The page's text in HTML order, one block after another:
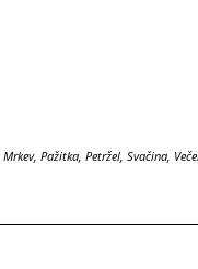
Mrkev, Pažitka, Petržel, Svačina,